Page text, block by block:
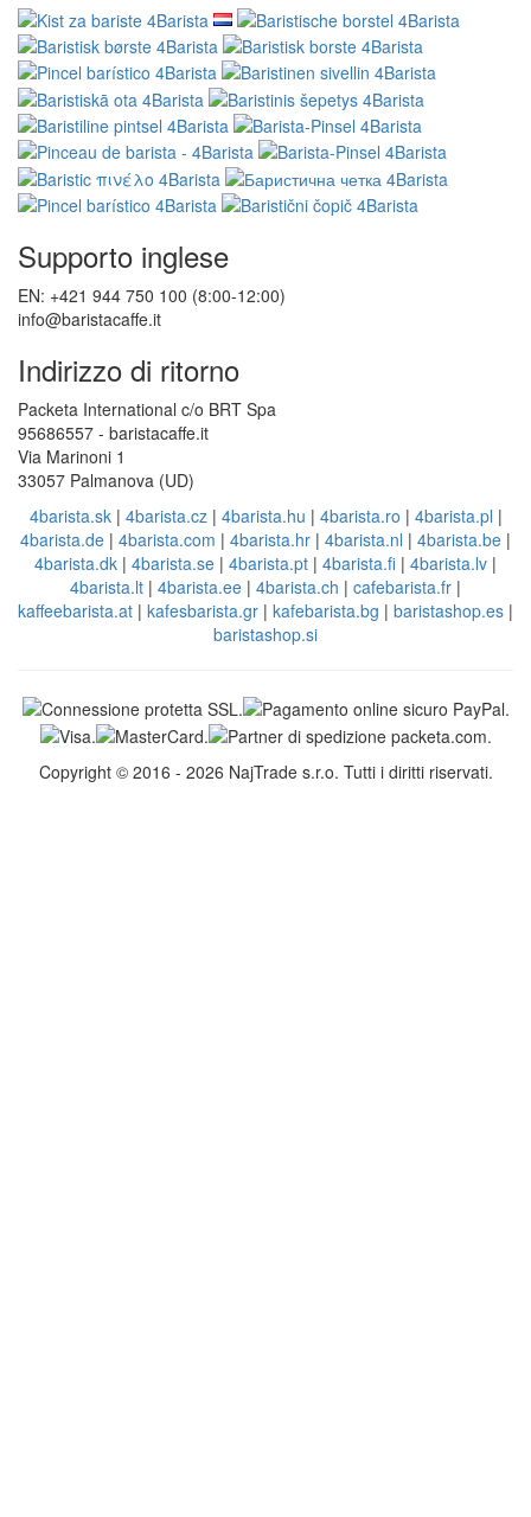
Supporto inglese
EN: +421 944 750 100 (8:00-12:00)
info@baristacaffe.it
Indirizzo di ritorno
Packeta International c/o BRT Spa
95686557 - baristacaffe.it
Via Marinoni 1
33057 Palmanova (UD)
4barista.sk| 4barista.cz| 4barista.hu | 4barista.ro | 4barista.pl |
4barista.de | 4barista.com | 4barista.hr | 4barista.nl | 4barista.be |
4barista.dk | 4barista.se | 4barista.pt | 4barista.fi | 4barista.lv |
4barista.lt | 4barista.ee | 4barista.ch | cafebarista.fr |
kaffeebarista.at | kafesbarista.gr | kafebarista.bg | baristashop.es |
baristashop.si
Copyright © 2016 - 2026 NajTrade s.r.o. Tutti i diritti riservati.